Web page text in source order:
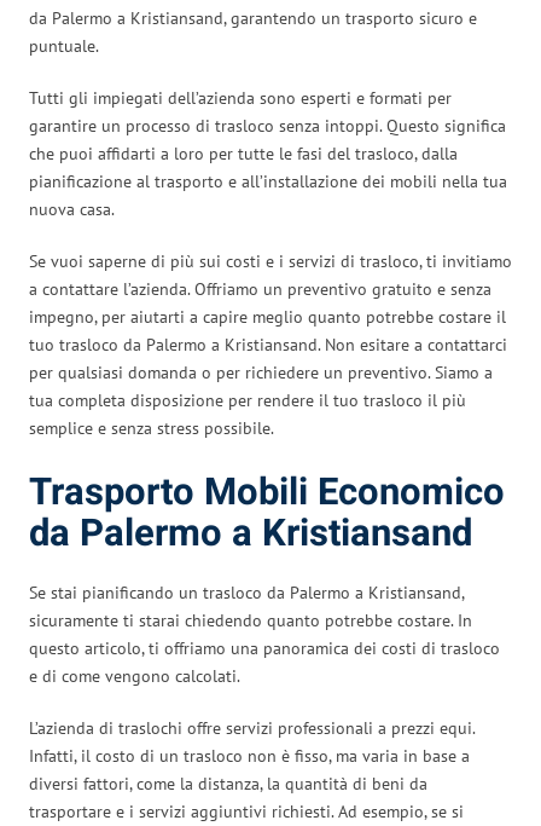
da Palermo a Kristiansand, garantendo un trasporto sicuro e
puntuale.
Tutti gli impiegati dell’azienda sono esperti e formati per
garantire un processo di trasloco senza intoppi. Questo significa
che puoi affidarti a loro per tutte le fasi del trasloco, dalla
pianificazione al trasporto e all’installazione dei mobili nella tua
nuova casa.
Se vuoi saperne di più sui costi e i servizi di trasloco, ti invitiamo
a contattare l’azienda. Offriamo un preventivo gratuito e senza
impegno, per aiutarti a capire meglio quanto potrebbe costare il
tuo trasloco da Palermo a Kristiansand. Non esitare a contattarci
per qualsiasi domanda o per richiedere un preventivo. Siamo a
tua completa disposizione per rendere il tuo trasloco il più
semplice e senza stress possibile.
Trasporto Mobili Economico
da Palermo a Kristiansand
Se stai pianificando un trasloco da Palermo a Kristiansand,
sicuramente ti starai chiedendo quanto potrebbe costare. In
questo articolo, ti offriamo una panoramica dei costi di trasloco
e di come vengono calcolati.
L’azienda di traslochi offre servizi professionali a prezzi equi.
Infatti, il costo di un trasloco non è fisso, ma varia in base a
diversi fattori, come la distanza, la quantità di beni da
trasportare e i servizi aggiuntivi richiesti. Ad esempio, se si